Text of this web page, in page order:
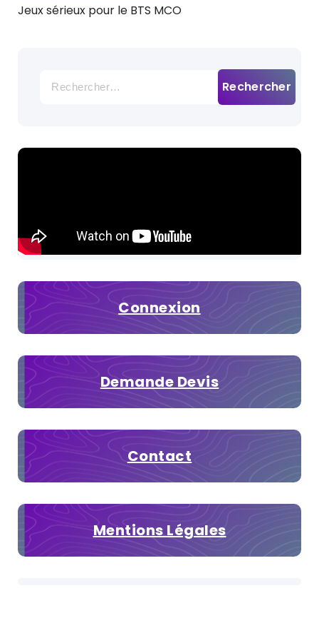
Jeux sérieux pour le BTS MCO
Connexion
Demande Devis
Contact
Mentions Légales